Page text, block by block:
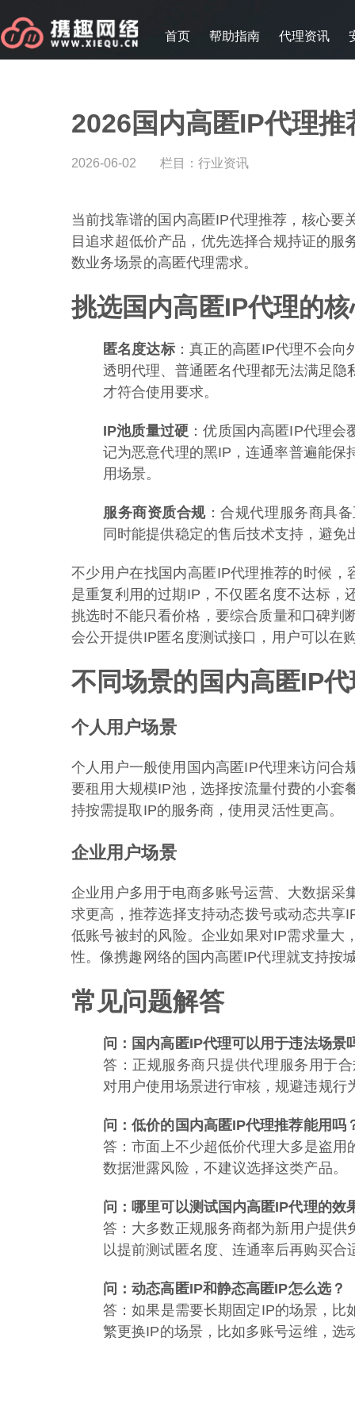
首页 帮助指南 代理资讯
2026国内高匿IP代理
2026-06-02 栏目： 行业资讯
当前找靠谱的国内高匿IP代理推荐，核心要
目追求超低价产品，优先选择合规持证的
数业务场景的高匿代理需求。
挑选国内高匿IP代理的
匿名度达标：真正的高匿IP代理不会向
透明代理、普通匿名代理都无法满足
才符合使用要求。
IP池质量过硬 ：优质国内高匿IP代理
记为恶意代理的黑IP，连通率普遍能保
用场景。
服务商资质合规：合规代理服务商具
同时能提供稳定的售后技术支持，避
不少用户在找国内高匿IP代理推荐的时候，
是重复利用的过期IP，不仅匿名度不达标，
挑选时不能只看价格，要综合质量和口碑判
会公开提供IP匿名度测试接口，用户可以在
不同场景的国内高匿IP
个人用户场景
个人用户一般使用国内高匿IP代理来访问合
要租用大规模IP池，选择按流量付费的小套
持按需提取IP的服务商，使用灵活性更高。
企业用户场景
企业用户多用于电商多账号运营、大数据采
求更高，推荐选择支持动态拨号或动态共享
低账号被封的风险。企业如果对IP需求量大
性。像携趣网络的国内高匿IP代理就支持按
常见问题解答
问：国内高匿IP代理可以用于违法场景
答：正规服务商只提供代理服务用于
对用户使用场景进行审核，规避违规行
问：低价的国内高匿IP代理推荐能用吗
答：市面上不少超低价代理大多是盗
数据泄露风险，不建议选择这类产品。
问：哪里可以测试国内高匿IP代理的效
答：大多数正规服务商都为新用户提
以提前测试匿名度、连通率后再购买合
问：动态高匿IP和静态高匿IP怎么选？
答：如果是需要长期固定IP的场景，
繁更换IP的场景，比如多账号运维，选